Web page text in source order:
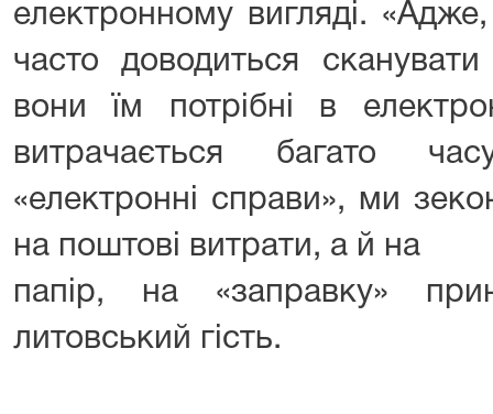
електронному вигляді.
часто доводиться
вони їм потрібні в
витрачається багато
«електронні справи», ми
на поштові витрати, а й на
папір, на «заправку»
литовський гість.